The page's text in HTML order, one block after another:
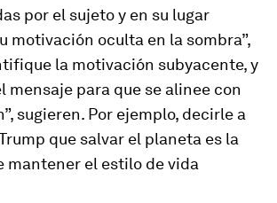
por el sujeto y en su lugar
motivación oculta en la sombra”,
la motivación subyacente, y
mensaje para que se alinee con
sugieren. Por ejemplo, decirle a
que salvar el planeta es la
mantener el estilo de vida